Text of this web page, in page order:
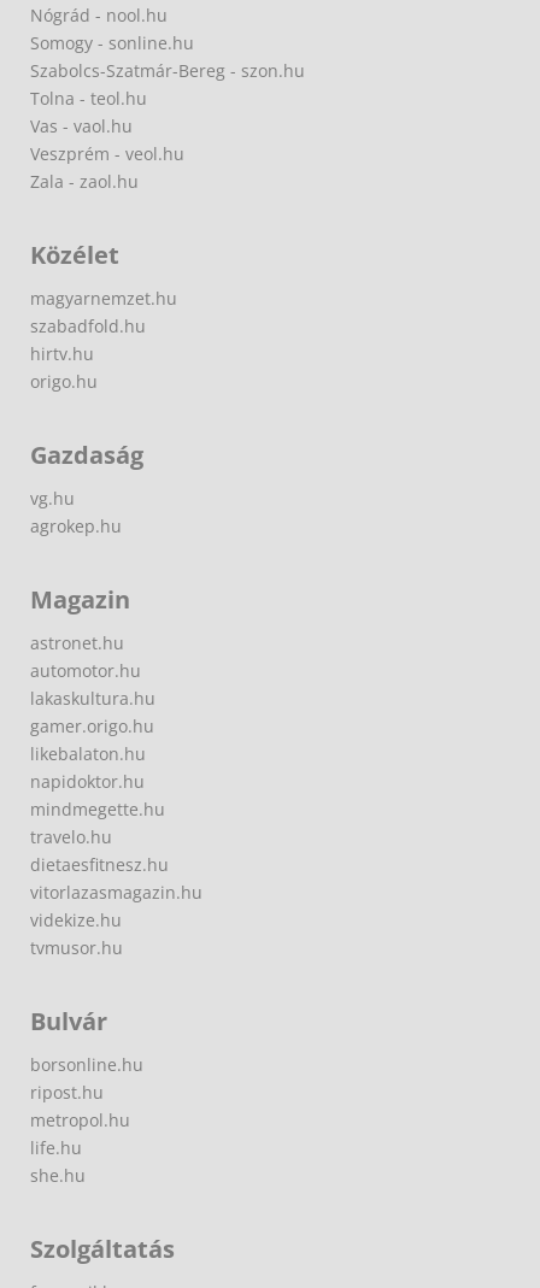
Nógrád - nool.hu
Somogy - sonline.hu
Szabolcs-Szatmár-Bereg - szon.hu
Tolna - teol.hu
Vas - vaol.hu
Veszprém - veol.hu
Zala - zaol.hu
Közélet
magyarnemzet.hu
szabadfold.hu
hirtv.hu
origo.hu
Gazdaság
vg.hu
agrokep.hu
Magazin
astronet.hu
automotor.hu
lakaskultura.hu
gamer.origo.hu
likebalaton.hu
napidoktor.hu
mindmegette.hu
travelo.hu
dietaesfitnesz.hu
vitorlazasmagazin.hu
videkize.hu
tvmusor.hu
Bulvár
borsonline.hu
ripost.hu
metropol.hu
life.hu
she.hu
Szolgáltatás